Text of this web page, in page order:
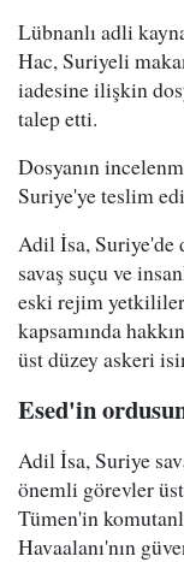
Lübnanlı adli
Hac, Suriyeli
iadesine ilişkin
talep etti.
Dosyanın
Suriye'ye teslim
Adil İsa, Suriye'de
savaş suçu ve
eski rejim
kapsamında
üst düzey askeri
Esed'in
Adil İsa, Suriye
önemli görevler
Tümen'in
Havaalanı'nın